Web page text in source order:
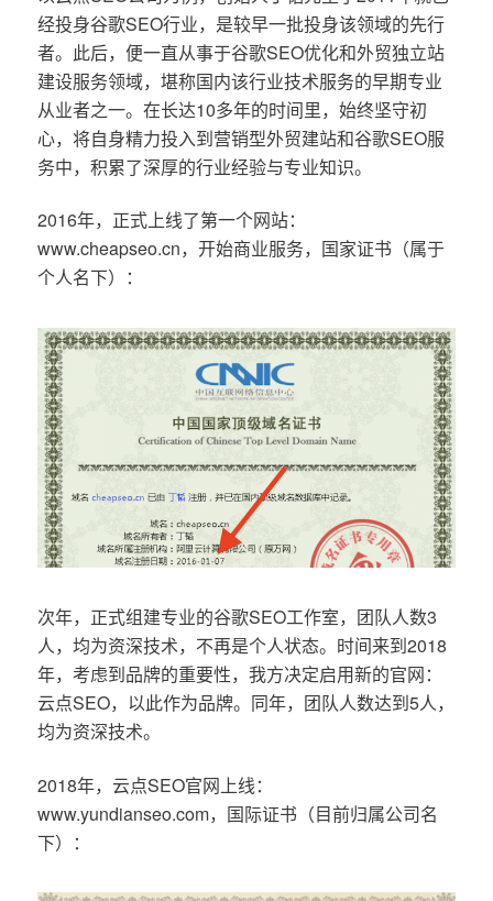
经投身谷歌SEO行业，是较早一批投身该领域的先行
者。此后，便一直从事于谷歌SEO优化和外贸独立站
建设服务领域，堪称国内该行业技术服务的早期专业
从业者之一。在长达10多年的时间里，始终坚守初
心，将自身精力投入到营销型外贸建站和谷歌SEO服
务中，积累了深厚的行业经验与专业知识。
2016年，正式上线了第一个网站：
www.cheapseo.cn，开始商业服务，国家证书（属于
个人名下）：
次年，正式组建专业的谷歌SEO工作室，团队人数3
人，均为资深技术，不再是个人状态。时间来到2018
年，考虑到品牌的重要性，我方决定启用新的官网：
云点SEO，以此作为品牌。同年，团队人数达到5人，
均为资深技术。
2018年，云点SEO官网上线：
www.yundianseo.com，国际证书（目前归属公司名
下）：